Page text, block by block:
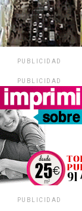
PUBLICIDAD
PUBLICIDAD
PUBLICIDAD